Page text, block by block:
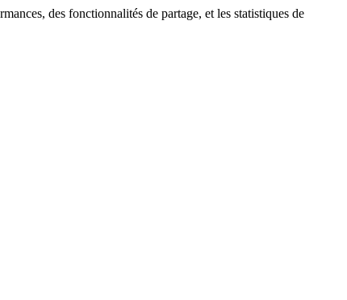
des fonctionnalités de partage, et les statistiques de